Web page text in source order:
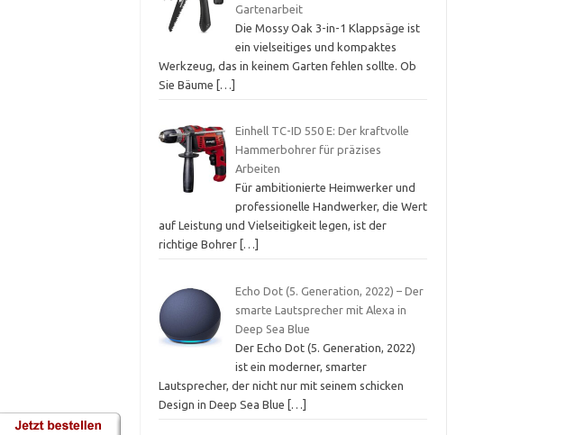
Gartenarbeit
Die Mossy Oak 3-in-1 Klappsäge ist
ein vielseitiges und kompaktes
Werkzeug, das in keinem Garten fehlen sollte. Ob
Sie Bäume
[…]
Einhell TC-ID 550 E: Der kraftvolle
Hammerbohrer für präzises
Arbeiten
Für ambitionierte Heimwerker und
professionelle Handwerker, die Wert
auf Leistung und Vielseitigkeit legen, ist der
richtige Bohrer […]
Echo Dot (5. Generation, 2022) – Der
smarte Lautsprecher mit Alexa in
Deep Sea Blue
Der Echo Dot (5. Generation, 2022)
ist ein moderner, smarter
Lautsprecher, der nicht nur mit seinem schicken
Design in Deep Sea Blue
[…]